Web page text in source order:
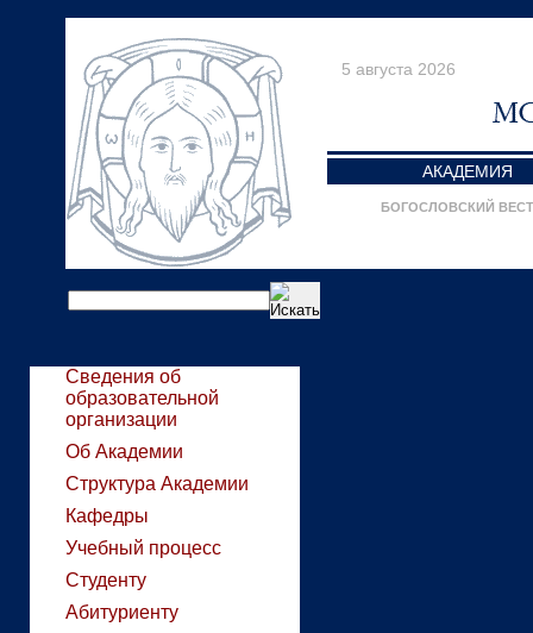
5 августа 2026
АКАДЕМИЯ
БОГОСЛОВСКИЙ
Сведения об
образовательной
организации
Об Академии
Структура Академии
Кафедры
Учебный процесс
Студенту
Абитуриенту